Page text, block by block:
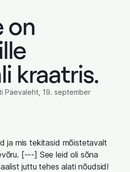
on
kraatris.
Päevaleht, 19. september
ja mis tekitasid mõistetavalt
[---] See leid oli sõna
juttu tehes alati nõudsid!